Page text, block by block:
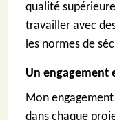
qualité
travailler avec
les normes de
Un engagement
Mon
dans chaque